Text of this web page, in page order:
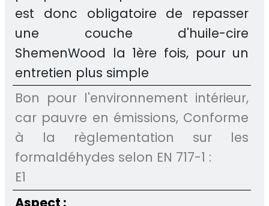
est donc obligatoire de repasser
une couche d'huile-cire
ShemenWood la 1ère fois, pour un
entretien plus simple
Bon pour l'environnement intérieur,
car pauvre en émissions, Conforme
à la règlementation sur les
formaldéhydes selon EN 717-1 :
E1